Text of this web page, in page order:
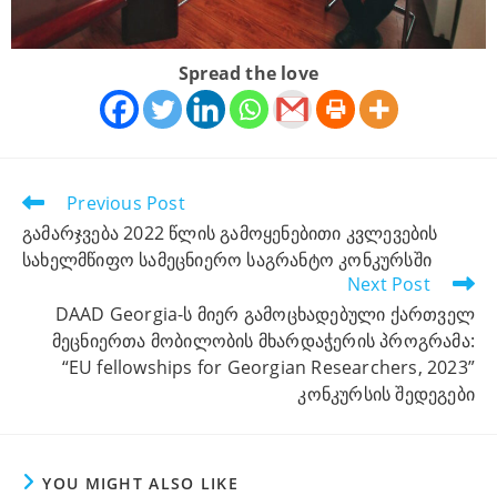
Spread the love
Previous Post
გამარჯვება 2022 წლის გამოყენებითი კვლევების
სახელმწიფო სამეცნიერო საგრანტო კონკურსში
Next Post
DAAD Georgia-ს მიერ გამოცხადებული ქართველ
მეცნიერთა მობილობის მხარდაჭერის პროგრამა:
“EU fellowships for Georgian Researchers, 2023”
კონკურსის შედეგები
YOU MIGHT ALSO LIKE